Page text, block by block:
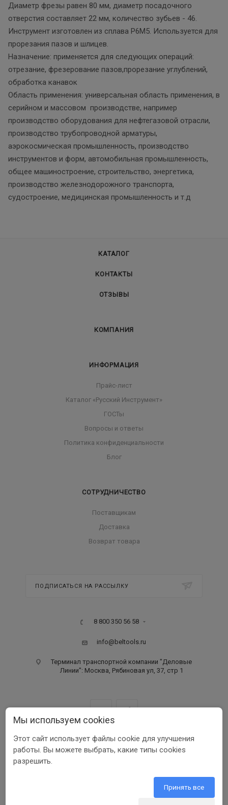
Диаметр фрезы равен 80 мм, диаметр посадочного
отверстия составляет 22 мм, количество зубьев - 46.
Инструмент изготовлен из сплава Р6М5. Используется для
прорезания пазов и шлицев.
Назначение: применяется для следующих операций:
отрезание, фрезерование пазов,прорезание углублений,
обработка канавок
Область применения: универсальная область применения, в
серийном и массовом производстве, например
производство оборудования для нефтегазовой отрасли,
производство трубопроводной арматуры,
аэрокосмическая промышленность, производство
инструментов и форм, автомобильная промышленность,
общее машиностроение, строительство, энергетика,
производство железнодорожного транспорта,
судостроение, медицинская промышленность и т.д
КАТАЛОГ
КОНТАКТЫ
ОТЗЫВЫ
КОМПАНИЯ
ИНФОРМАЦИЯ
Прайс-лист
Каталог «Русский Инструмент»
ГОСТы
Вопросы и ответы
Политика конфиденциальности
Блог
СОТРУДНИЧЕСТВО
Поставщикам
Доставка
Возврат товара
ПОДПИСАТЬСЯ НА РАССЫЛКУ
8 800 350 56 58
info@beltools.ru
Терминал транспортной компании "Деловые
Линии": Москва, Рябиновая ул, 37, стр 1
ООО ПФ «РУССКИЙ ИНСТРУМЕНТ» ИНН 3123401255
Мы используем cookies
Этот сайт использует файлы cookie для улучшения
работы. Вы можете выбрать, какие типы cookies
разрешить.
Принять все